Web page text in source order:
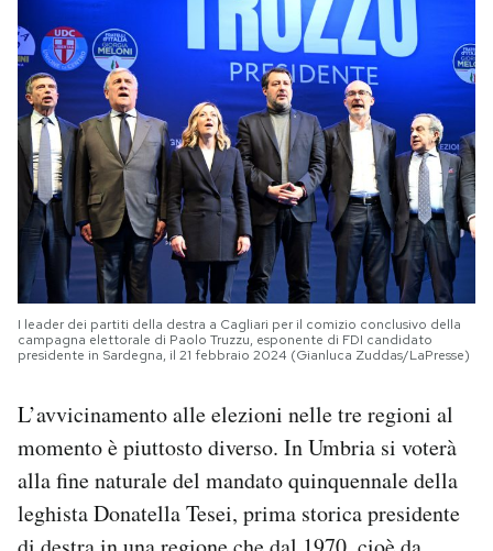
I leader dei partiti della destra a Cagliari per il comizio conclusivo della
campagna elettorale di Paolo Truzzu, esponente di FDI candidato
presidente in Sardegna, il 21 febbraio 2024 (Gianluca Zuddas/LaPresse)
L’avvicinamento alle elezioni nelle tre regioni al
momento è piuttosto diverso. In Umbria si voterà
alla fine naturale del mandato quinquennale della
leghista Donatella Tesei, prima storica presidente